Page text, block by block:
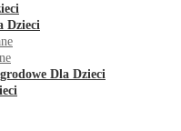
Dzieci
Dla Dzieci